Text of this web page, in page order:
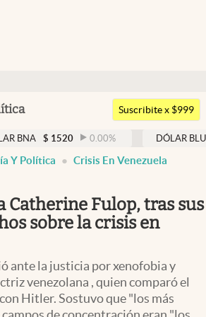
Argentina
Uruguay
Suscribite x $999
0.00 % DÓLAR BLUE $ 1525
Y Política Crisis En Venezuela
Catherine Fulop, tras sus
sobre la crisis en
ante la justicia por xenofobia y
venezolana , quien comparó el
Hitler. Sostuvo que "los más